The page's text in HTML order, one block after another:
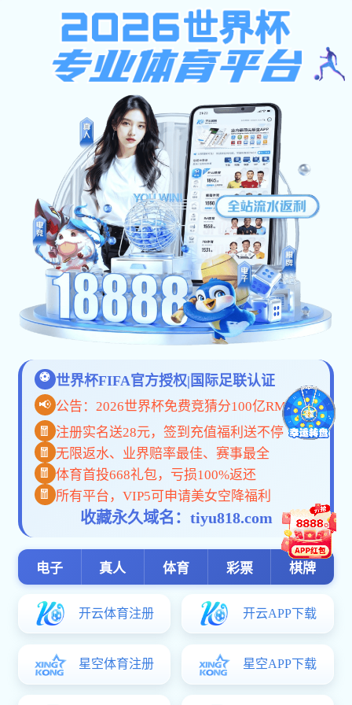
安博体育-安博（中国）
首页 新闻动态
通知公告
· 中华人民共和国国防教育法
· 征兵政治考核工作规定
· 护航“两会” | 贡献“财院”力量
· 携笔从戎 参军报国 | 2023年应征报...
· 喜报|关于转发《河北省教育厅国防教...
当前位置： 首页 >
国防科普
· “游走的都城”：蒙
· 航空母舰（海上浮动的机
· 护卫舰